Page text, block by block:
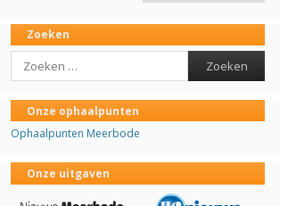
Zoeken
Search
Onze ophaalpunten
Ophaalpunten Meerbode
Onze uitgaven